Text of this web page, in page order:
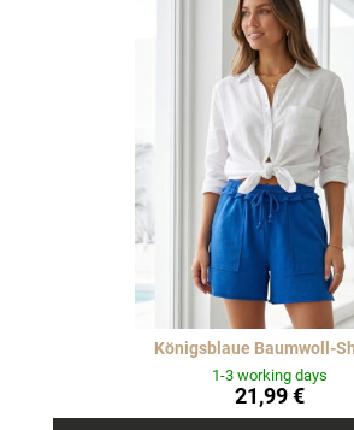
Königsblaue Baumwoll-
1-3 working days
21,99 €